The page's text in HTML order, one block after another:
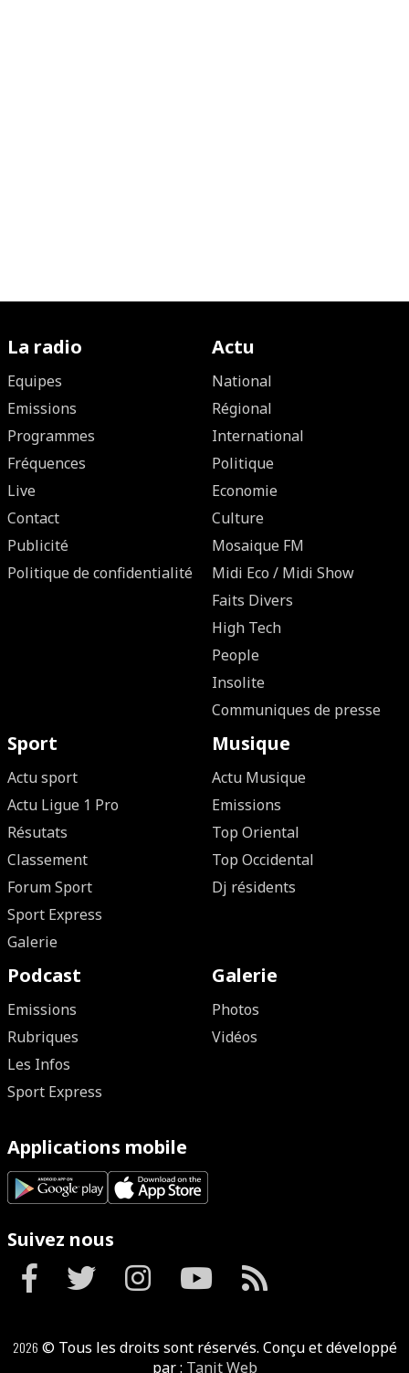
La radio
Equipes
Emissions
Programmes
Fréquences
Live
Contact
Publicité
Politique de confidentialité
Actu
National
Régional
International
Politique
Economie
Culture
Mosaique FM
Midi Eco / Midi Show
Faits Divers
High Tech
People
Insolite
Communiques de presse
Sport
Actu sport
Actu Ligue 1 Pro
Résutats
Classement
Forum Sport
Sport Express
Galerie
Musique
Actu Musique
Emissions
Top Oriental
Top Occidental
Dj résidents
Podcast
Emissions
Rubriques
Les Infos
Sport Express
Galerie
Photos
Vidéos
Applications mobile
Suivez nous
2026 © Tous les droits sont réservés. Conçu et développé
par : Tanit Web